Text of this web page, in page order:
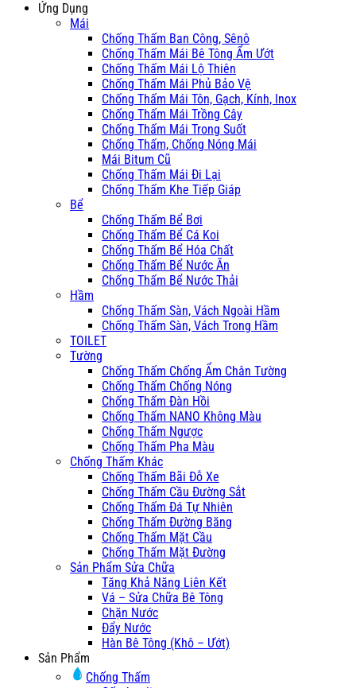
Ứng Dụng
Mái
Chống Thấm Ban Công, Sênô
Chống Thấm Mái Bê Tông Ẩm Ướt
Chống Thấm Mái Lộ Thiên
Chống Thấm Mái Phủ Bảo Vệ
Chống Thấm Mái Tôn, Gạch, Kính, Inox
Chống Thấm Mái Trồng Cây
Chống Thấm Mái Trong Suốt
Chống Thấm, Chống Nóng Mái
Mái Bitum Cũ
Chống Thấm Mái Đi Lại
Chống Thấm Khe Tiếp Giáp
Bể
Chống Thấm Bể Bơi
Chống Thấm Bể Cá Koi
Chống Thấm Bể Hóa Chất
Chống Thấm Bể Nước Ăn
Chống Thấm Bể Nước Thải
Hầm
Chống Thấm Sàn, Vách Ngoài Hầm
Chống Thấm Sàn, Vách Trong Hầm
TOILET
Tường
Chống Thấm Chống Ẩm Chân Tường
Chống Thấm Chống Nóng
Chống Thấm Đàn Hồi
Chống Thấm NANO Không Màu
Chống Thấm Ngược
Chống Thấm Pha Màu
Chống Thấm Khác
Chống Thấm Bãi Đỗ Xe
Chống Thấm Cầu Đường Sắt
Chống Thấm Đá Tự Nhiên
Chống Thấm Đường Băng
Chống Thấm Mặt Cầu
Chống Thấm Mặt Đường
Sản Phẩm Sửa Chữa
Tăng Khả Năng Liên Kết
Vá – Sửa Chữa Bê Tông
Chặn Nước
Đẩy Nước
Hàn Bê Tông (Khô – Ướt)
Sản Phẩm
Chống Thấm